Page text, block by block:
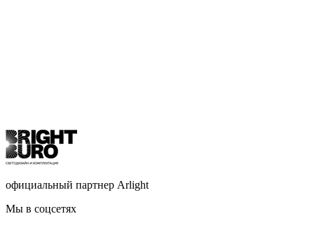
официальный партнер Arlight
Мы в соцсетях